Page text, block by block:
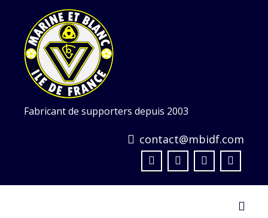
content
Fabricant de supporters depuis 2003
contact@mbidf.com